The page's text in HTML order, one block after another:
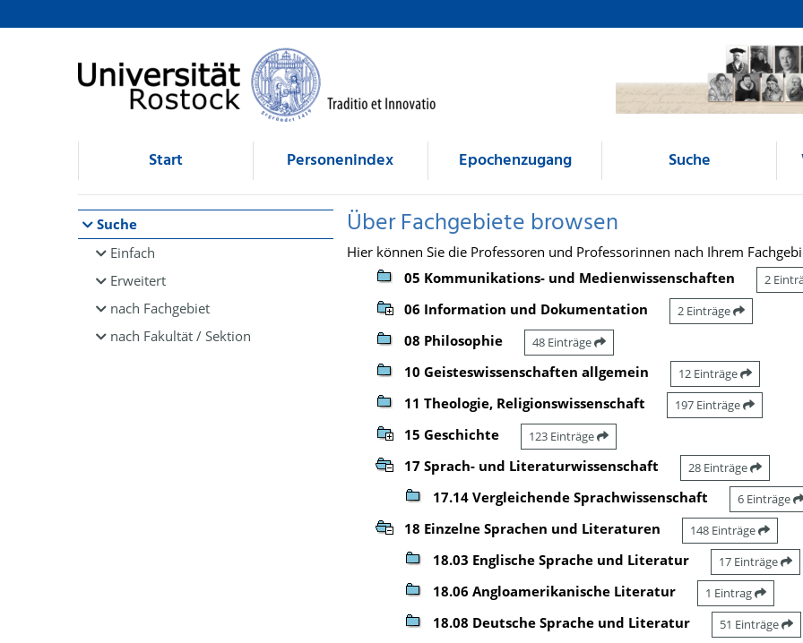
Browsen
direkt zum Inhalt
Start Personenindex Epochenzugang Suche
Suche
Einfach
Erweitert
nach Fachgebiet
nach Fakultät / Sektion
Über Fachgebiete browsen
Hier können Sie die Professoren und Professorinnen nach Ihrem
05 Kommunikations- und Medienwissenschaften
2
06 Information und Dokumentation 2 Einträge
08 Philosophie 48 Einträge
10 Geisteswissenschaften allgemein 12 Einträge
11 Theologie, Religionswissenschaft 197 Einträge
15 Geschichte 123 Einträge
17 Sprach- und Literaturwissenschaft 28 Einträge
17.14 Vergleichende Sprachwissenschaft 6 Einträge
18 Einzelne Sprachen und Literaturen 148 Einträge
18.03 Englische Sprache und Literatur 17 Einträge
18.06 Angloamerikanische Literatur 1 Eintrag
18.08 Deutsche Sprache und Literatur 51 Einträge